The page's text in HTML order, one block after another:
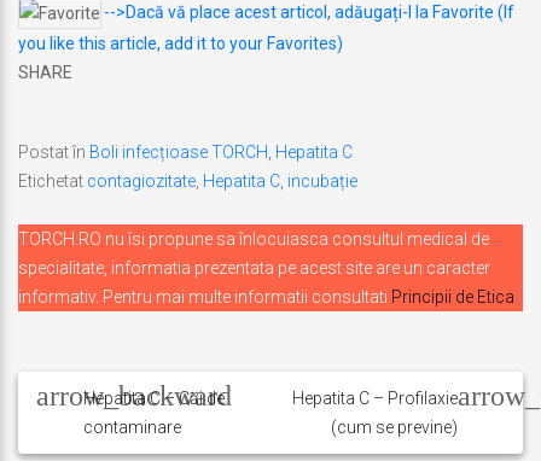
-->Dacă vă place acest articol, adăugați-l la Favorite (If
you like this article, add it to your Favorites)
SHARE
Postat în Boli infecțioase TORCH, Hepatita C
Etichetat contagiozitate, Hepatita C, incubație
TORCH.RO nu îsi propune sa înlocuiasca consultul medical de
specialitate, informatia prezentata pe acest site are un caracter
informativ. Pentru mai multe informatii consultati Principii de Etica
în
articole
Hepatita C – Căi de
contaminare
Hepatita C – Profilaxie
(cum se previne)